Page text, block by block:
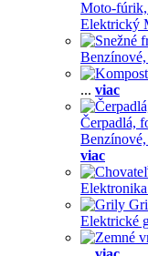
Moto-fúrik,
Elektrický
Benzínové,
... viac
Čerpadlá,
Benzínové,
viac
Elektrické